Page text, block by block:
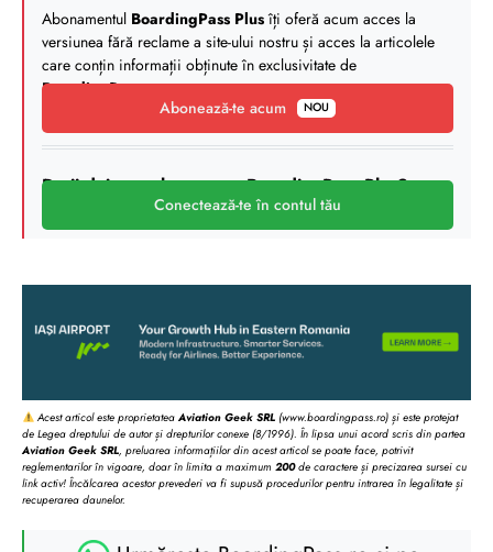
Abonamentul BoardingPass Plusîți oferă acum acces la
versiunea fără reclame a site-ului nostru și acces la articolele
care conțin informații obținute în exclusivitate de
BoardingPass.
Abonează-te acum
NOU
Deții deja un abonament BoardingPass Plus?
Conectează-te în contul tău
Acest articol este proprietateaAviation Geek SRL (www.boardingpass.ro) și este protejat
de Legea dreptului de autor și drepturilor conexe (8/1996). În lipsa unui acord scris din partea
Aviation Geek SRL, preluarea informațiilor din acest articol se poate face, potrivit
reglementarilor în vigoare, doar în limita a maximum 200de caractere și precizarea sursei cu
link activ! Încălcarea acestor prevederi va fi supusă procedurilor pentru intrarea în legalitate și
recuperarea daunelor.